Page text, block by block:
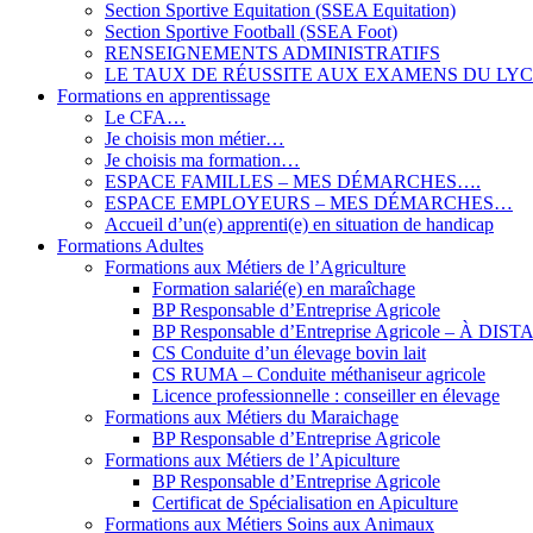
Section Sportive Equitation (SSEA Equitation)
Section Sportive Football (SSEA Foot)
RENSEIGNEMENTS ADMINISTRATIFS
LE TAUX DE RÉUSSITE AUX EXAMENS DU
Formations en apprentissage
Le CFA…
Je choisis mon métier…
Je choisis ma formation…
ESPACE FAMILLES – MES DÉMARCHES….
ESPACE EMPLOYEURS – MES DÉMARCHES…
Accueil d’un(e) apprenti(e) en situation de handicap
Formations Adultes
Formations aux Métiers de l’Agriculture
Formation salarié(e) en maraîchage
BP Responsable d’Entreprise Agricole
BP Responsable d’Entreprise Agricole – À
CS Conduite d’un élevage bovin lait
CS RUMA – Conduite méthaniseur agricole
Licence professionnelle : conseiller en élevage
Formations aux Métiers du Maraichage
BP Responsable d’Entreprise Agricole
Formations aux Métiers de l’Apiculture
BP Responsable d’Entreprise Agricole
Certificat de Spécialisation en Apiculture
Formations aux Métiers Soins aux Animaux